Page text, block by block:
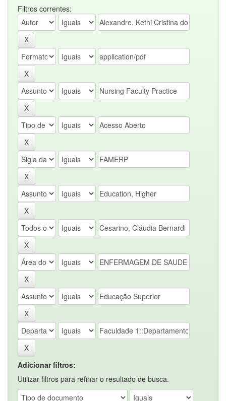
Filtros correntes:
Adicionar filtros:
Utilizar filtros para refinar o resultado de busca.